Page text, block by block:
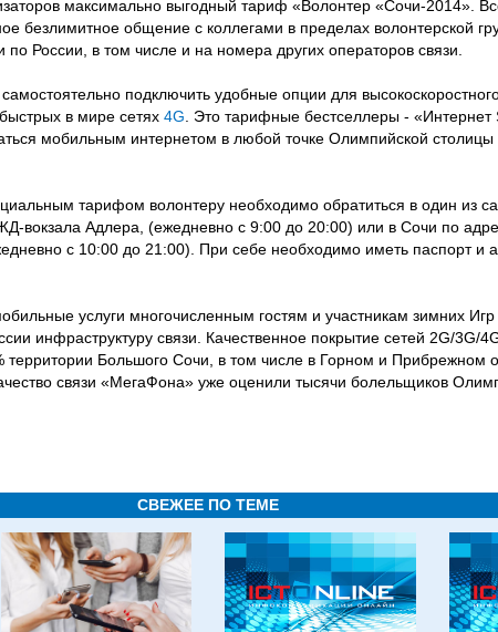
максимально выгодный тариф «Волонтер «Сочи-2014».
безлимитное общение с коллегами в пределах волонтерской
по России, в том числе и на номера других операторов связи.
подключить удобные опции для
в мире сетях 4G . Это тарифные бестселлеры -
мобильным интернетом в любой точке Олимпийской
тарифом волонтеру необходимо обратиться в один из
вокзала Адлера, (ежедневно с 9:00 до 20:00) или в Сочи по
с 10:00 до 21:00). При себе необходимо иметь паспорт и
услуги многочисленным гостям и участникам зимних
инфраструктуру связи. Качественное покрытие сетей 2G/3G/
Большого Сочи, в том числе в Горном и Прибрежном
связи «МегаФона» уже оценили тысячи болельщиков
СВЕЖЕЕ ПО ТЕМЕ